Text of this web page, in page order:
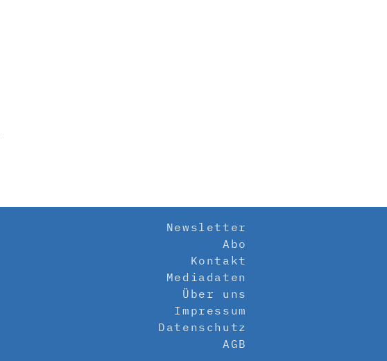
Newsletter
Abo
Kontakt
Mediadaten
Über uns
Impressum
Datenschutz
AGB